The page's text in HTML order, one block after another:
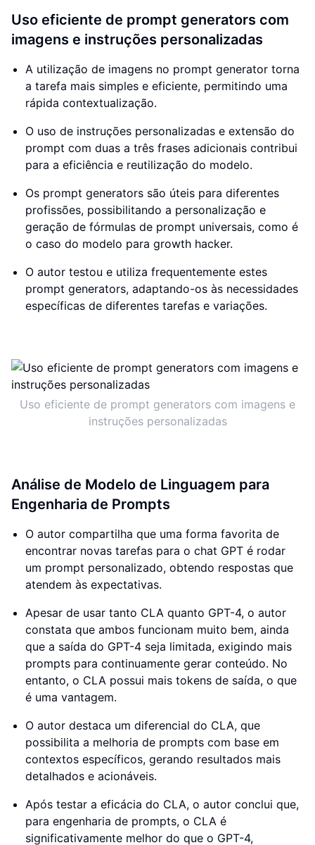
Uso eficiente de prompt generators com
imagens e instruções personalizadas
A utilização de imagens no prompt generator torna
a tarefa mais simples e eficiente, permitindo uma
rápida contextualização.
O uso de instruções personalizadas e extensão do
prompt com duas a três frases adicionais contribui
para a eficiência e reutilização do modelo.
Os prompt generators são úteis para diferentes
profissões, possibilitando a personalização e
geração de fórmulas de prompt universais, como é
o caso do modelo para growth hacker.
O autor testou e utiliza frequentemente estes
prompt generators, adaptando-os às necessidades
específicas de diferentes tarefas e variações.
Uso eficiente de prompt generators com imagens e
instruções personalizadas
Análise de Modelo de Linguagem para
Engenharia de Prompts
O autor compartilha que uma forma favorita de
encontrar novas tarefas para o chat GPT é rodar
um prompt personalizado, obtendo respostas que
atendem às expectativas.
Apesar de usar tanto CLA quanto GPT-4, o autor
constata que ambos funcionam muito bem, ainda
que a saída do GPT-4 seja limitada, exigindo mais
prompts para continuamente gerar conteúdo. No
entanto, o CLA possui mais tokens de saída, o que
é uma vantagem.
O autor destaca um diferencial do CLA, que
possibilita a melhoria de prompts com base em
contextos específicos, gerando resultados mais
detalhados e acionáveis.
Após testar a eficácia do CLA, o autor conclui que,
para engenharia de prompts, o CLA é
significativamente melhor do que o GPT-4,